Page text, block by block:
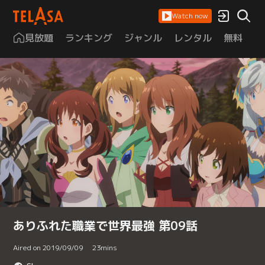
Watch now
見放題 ランキング ジャンル レンタル 無料
ありふれた職業で世界最強 第09話
Aired on 2019/09/09 23mins